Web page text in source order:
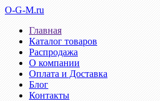
O-G-M.ru
Главная
Каталог товаров
Распродажа
О компании
Оплата и Доставка
Блог
Контакты